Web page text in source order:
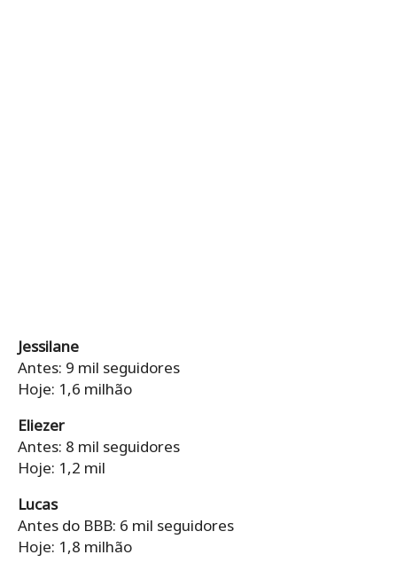
Jessilane
Antes: 9 mil seguidores
Hoje: 1,6 milhão
Eliezer
Antes: 8 mil seguidores
Hoje: 1,2 mil
Lucas
Antes do BBB: 6 mil seguidores
Hoje: 1,8 milhão